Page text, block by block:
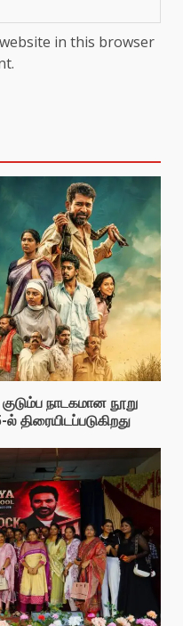
in this browser
நாடகமான நூறு
திரையிடப்படுகிறது